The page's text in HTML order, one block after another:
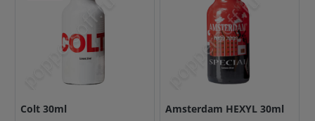
Colt 30ml Amsterdam HEXYL 30ml